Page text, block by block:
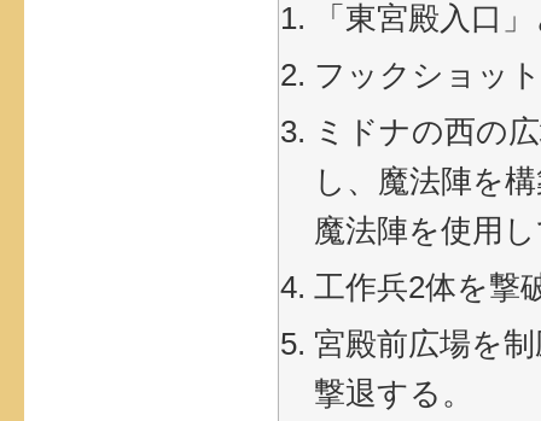
「東宮殿入口
フックショッ
ミドナの西の
し、魔法陣を
魔法陣を使用
工作兵2体を撃
宮殿前広場を
撃退する。